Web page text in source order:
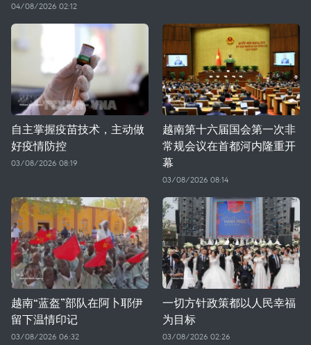
04/08/2026 02:12
自主掌握疫苗技术，主动做
好疫情防控
03/08/2026 08:19
越南第十六届国会第一次非
常规会议在首都河内隆重开
幕
03/08/2026 08:14
越南“蓝盔”部队在阿卜耶伊
留下温情印记
03/08/2026 06:32
一切方针政策都以人民幸福
为目标
03/08/2026 02:26